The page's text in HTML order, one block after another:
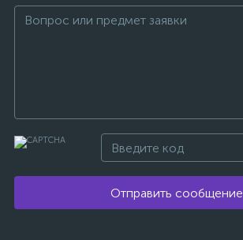
Отправить сообщение